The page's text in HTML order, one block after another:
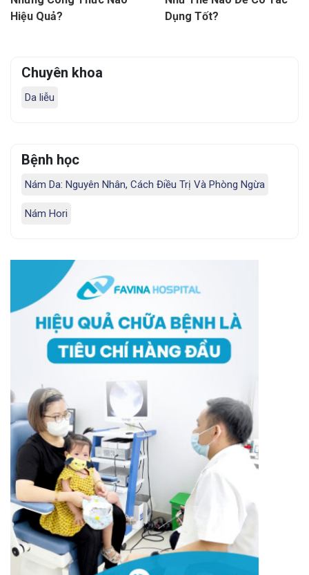
Hiệu Quả?
Dụng Tốt?
Chuyên khoa
Da liễu
Bệnh học
Nám Da: Nguyên Nhân, Cách Điều Trị Và Phòng Ngừa
Nám Hori